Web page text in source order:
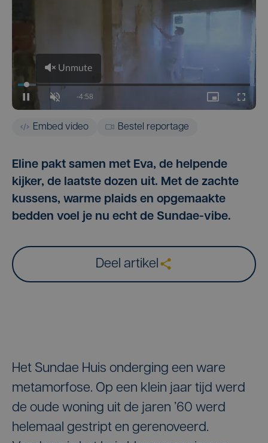
Embed video Bestel reportage
Eline pakt samen met Eva, de helpende
kijker, de laatste dozen uit. Met de zachte
kussens, warme plaids en opgemaakte
bedden voel je nu echt de Sundae-vibe.
Deel artikel
Het Sundae Huis onderging een ware
metamorfose. Op een klein jaar tijd werd
de oude woning uit de jaren ’60 werd
helemaal gestript en gerenoveerd.